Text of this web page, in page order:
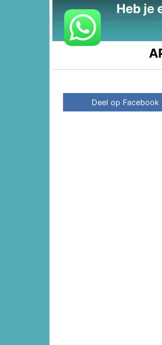
Heb je
Deel op Facebook